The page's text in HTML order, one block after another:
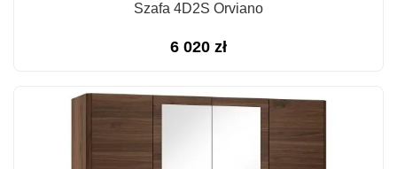
Szafa 4D2S Orviano
6 020 zł